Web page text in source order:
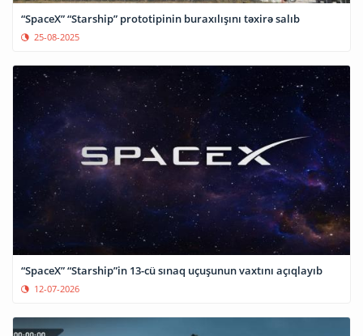
“SpaceX” “Starship” prototipinin buraxılışını təxirə salıb
25-08-2025
“SpaceX” “Starship”in 13-cü sınaq uçuşunun vaxtını açıqlayıb
12-07-2026